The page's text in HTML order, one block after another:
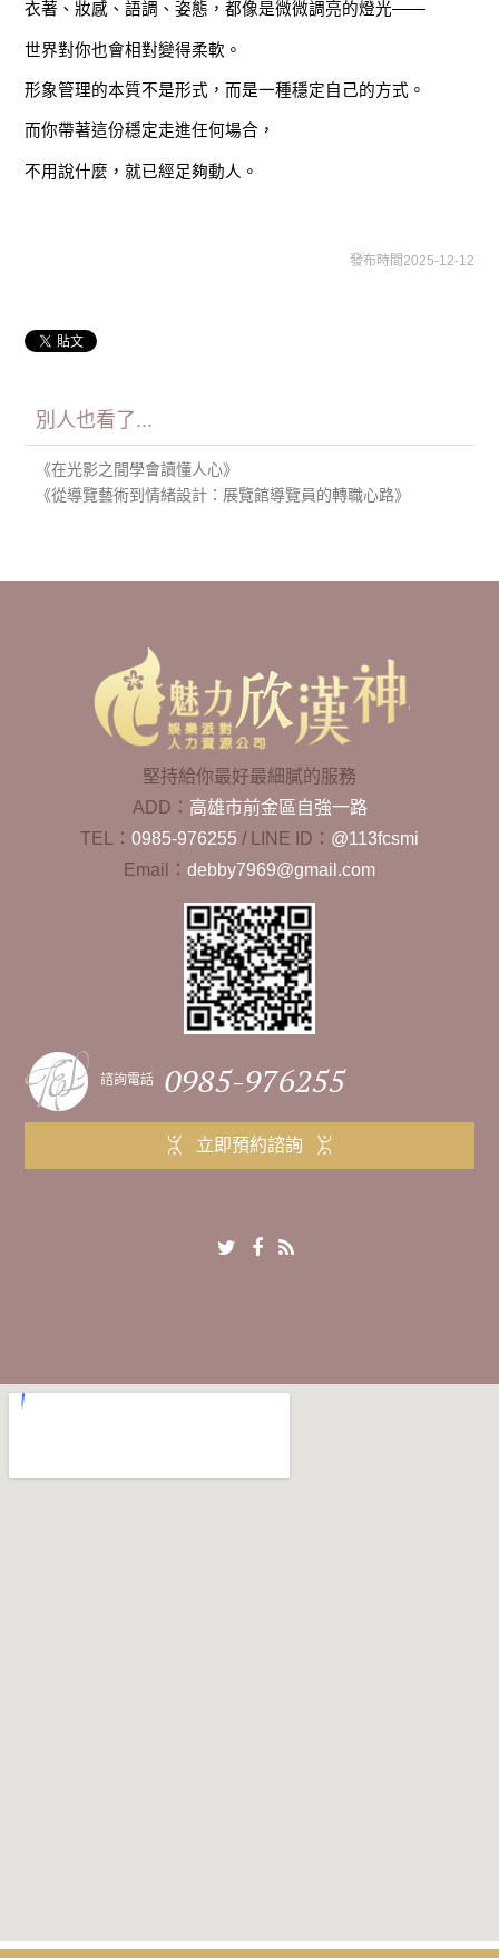
衣著、妝感、語調、姿態，都像是微微調亮的燈光——
世界對你也會相對變得柔軟。
形象管理的本質不是形式，而是一種穩定自己的方式。
而你帶著這份穩定走進任何場合，
不用說什麼，就已經足夠動人。
發布時間2025-12-12
別人也看了...
《在光影之間學會讀懂人心》
《從導覽藝術到情緒設計：展覽館導覽員的轉職心路》
堅持給你最好最細膩的服務
ADD： 高雄市前金區自強一路
TEL： 0985-976255 / LINE ID： @113fcsmi
Email： debby7969@gmail.com
諮詢電話 0985-976255
立即預約諮詢